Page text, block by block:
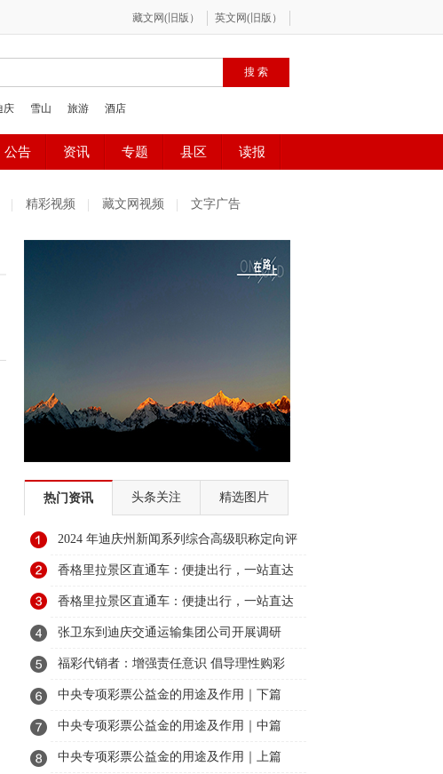
精彩视频 藏文网视频 文字广告
社区精选 魅力古镇 百姓感受
热门资讯 头条关注 精选图片
2024 年迪庆州新闻系列综合高级职称定向评
审通过人员名单公示
香格里拉景区直通车：便捷出行，一站直达
美景
香格里拉景区直通车：便捷出行，一站直达
美景
张卫东到迪庆交通运输集团公司开展调研
福彩代销者：增强责任意识 倡导理性购彩
中央专项彩票公益金的用途及作用｜下篇
中央专项彩票公益金的用途及作用｜中篇
中央专项彩票公益金的用途及作用｜上篇